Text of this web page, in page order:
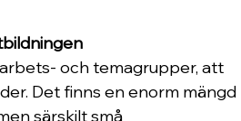
och temagrupper, att
Det finns en enorm mängd
särskilt små